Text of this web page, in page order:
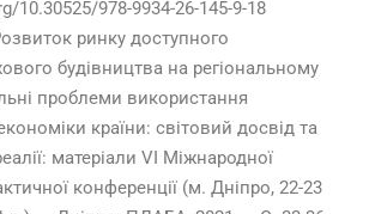
10.30525/978-9934-26-145-9-18
ринку доступного
будівництва на регіональному
проблеми використання
країни: світовий досвід та
матеріали VІ Міжнародної
конференції (м. Дніпро, 22-23